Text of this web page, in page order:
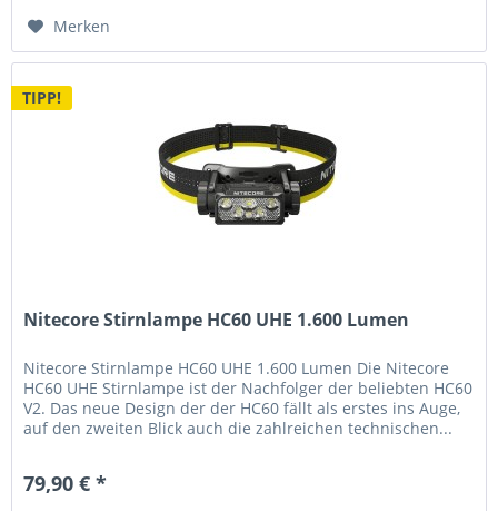
Merken
TIPP!
Nitecore Stirnlampe HC60 UHE 1.600 Lumen
Nitecore Stirnlampe HC60 UHE 1.600 Lumen Die Nitecore
HC60 UHE Stirnlampe ist der Nachfolger der beliebten HC60
V2. Das neue Design der der HC60 fällt als erstes ins Auge,
auf den zweiten Blick auch die zahlreichen technischen...
79,90 € *